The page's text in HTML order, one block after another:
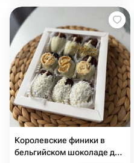
Королевские финики в
бельгийском шоколаде для